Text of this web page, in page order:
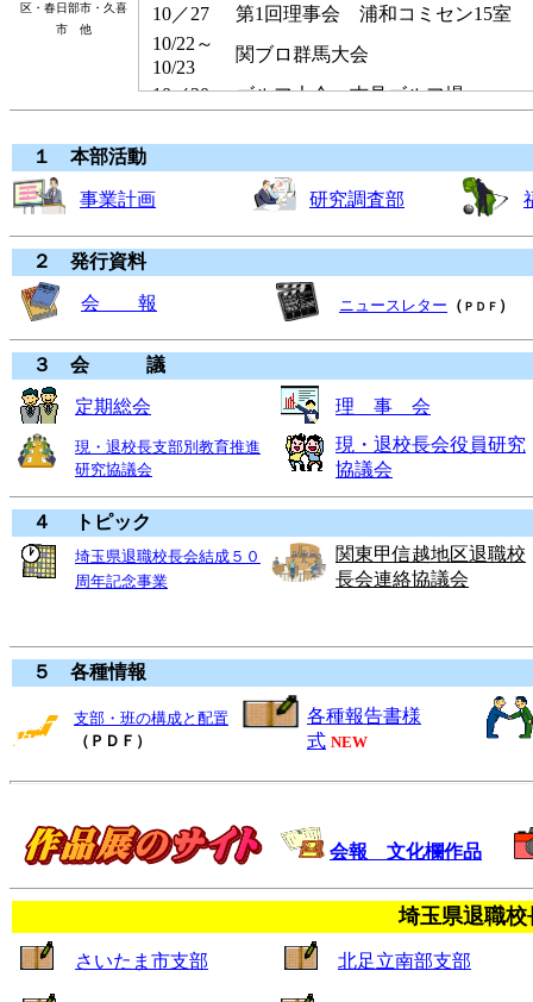
区・春日部市・久喜
市 他
１ 本部活動
事業計画 研究調査部
２ 発行資料
会 報 ニュースレター （ ＰＤＦ ）
３ 会 議
定期総会 理 事 会
現・退校長支部別教育推進
研究協議会
現・退校長会役員研究
協議会
４ トピック
埼玉県退職校長会結成５０
周年記念事業
関東甲信越地区退職校
長会連絡協議会
５ 各種情報
支部・班の構成と配置
（ＰＤＦ）
各種報告書様
式 NEW
会報 文化欄作品
埼玉県退職
さいたま市支部 北足立南部支部